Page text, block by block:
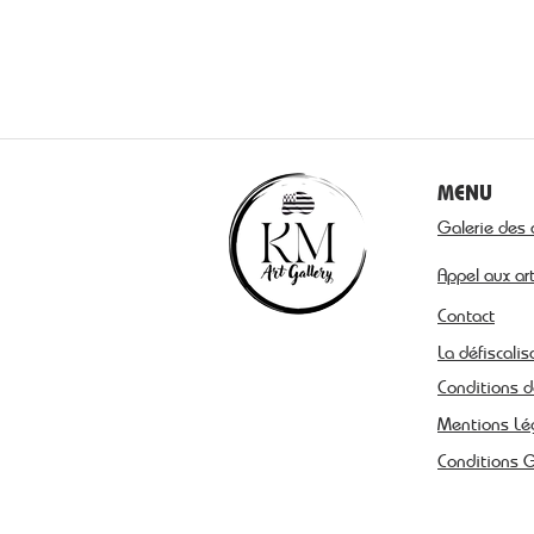
MENU
Galerie des
Appel aux
Contact
Conditions
Mentions
Conditions
La